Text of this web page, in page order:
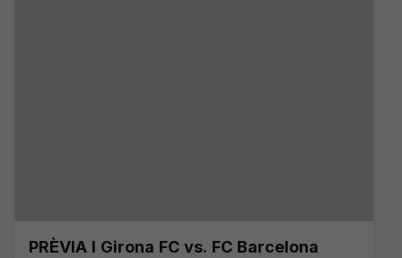
PRÈVIA I Girona FC vs. FC Barcelona